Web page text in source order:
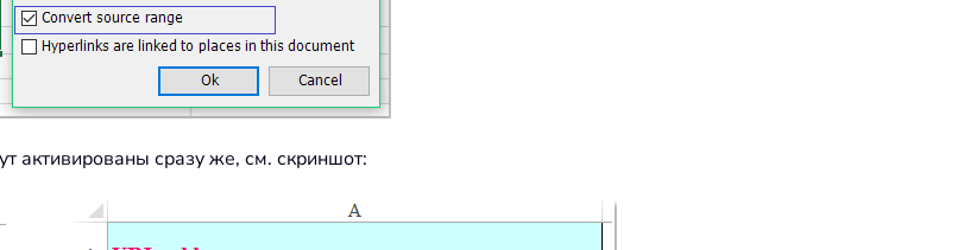
активированы сразу же, см. скриншот: